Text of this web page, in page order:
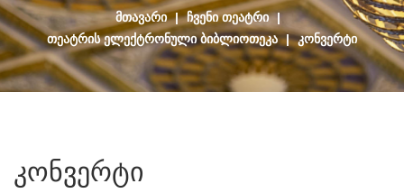
ᲛᲗᲐᲕᲐᲠᲘ | ᲩᲕᲔᲜᲘ ᲗᲔᲐᲢᲠᲘ |
ᲗᲔᲐᲢᲠᲘᲡ ᲔᲚᲔᲥᲢᲠᲝᲜᲣᲚᲘ ᲑᲘᲑᲚᲘᲝᲗᲔᲙᲐ | ᲙᲝᲜᲕᲔᲠᲢᲘ
კონვერტი